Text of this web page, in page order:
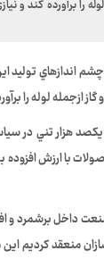
را برآورده کند و
اندازهاي
ازجمله لوله را
منعقد